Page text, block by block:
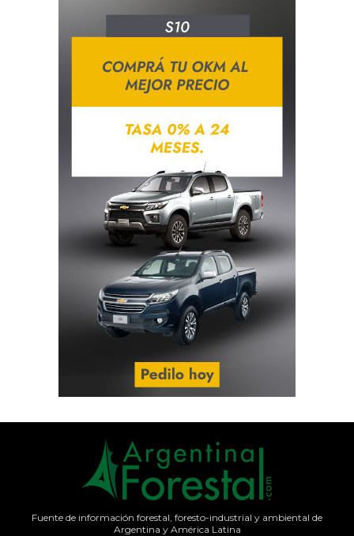
Fuente de información forestal, foresto-industrial y ambiental de
Argentina y América Latina